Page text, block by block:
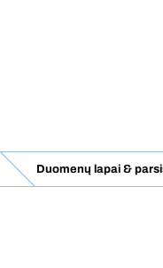
Duomenų lapai &